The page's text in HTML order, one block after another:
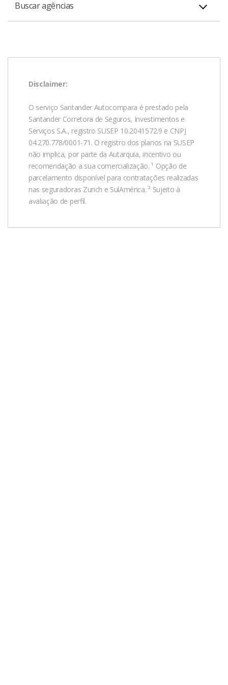
3535 demais localidades
2125 demais localidades
Veja os serviços disponíveis e localize
eletrônico mais próximo
Buscar agências
Disclaimer:
O serviço Santander Autocompara é prestado pela
Santander Corretora de Seguros, Investimentos e
Serviços S.A., registro SUSEP 10.2041572.9 e CNPJ
04.270.778/0001-71. O registro dos planos na SUSEP
não implica, por parte da Autarquia, incentivo ou
recomendação a sua comercialização. ¹ Opção de
parcelamento disponível para contratações realizadas
nas seguradoras Zurich e SulAmérica. ² Sujeito à
avaliação de perfil.